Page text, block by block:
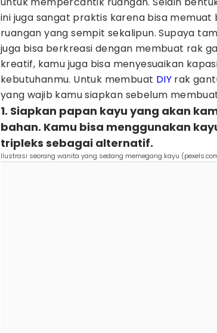
ini juga sangat praktis karena bisa
ruangan yang sempit sekalipun. Supaya
juga bisa berkreasi dengan membuat rak
kreatif, kamu juga bisa menyesuaikan
kebutuhanmu. Untuk membuat DIY rak
yang wajib kamu siapkan sebelum
1. Siapkan papan kayu yang akan
bahan. Kamu bisa menggunakan
tripleks sebagai alternatif.
Ilustrasi seorang wanita yang sedang memegang kayu